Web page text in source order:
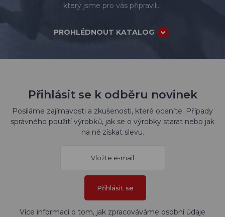
který jsme pro vás připravili.
PROHLÉDNOUT KATALOG
Přihlásit se k odběru novinek
Posíláme zajímavosti a zkušenosti, které oceníte. Případy
správného použití výrobků, jak se o výrobky starat nebo jak
na ně získat slevu.
Přihlásit se
Více informací o tom, jak zpracováváme osobní údaje